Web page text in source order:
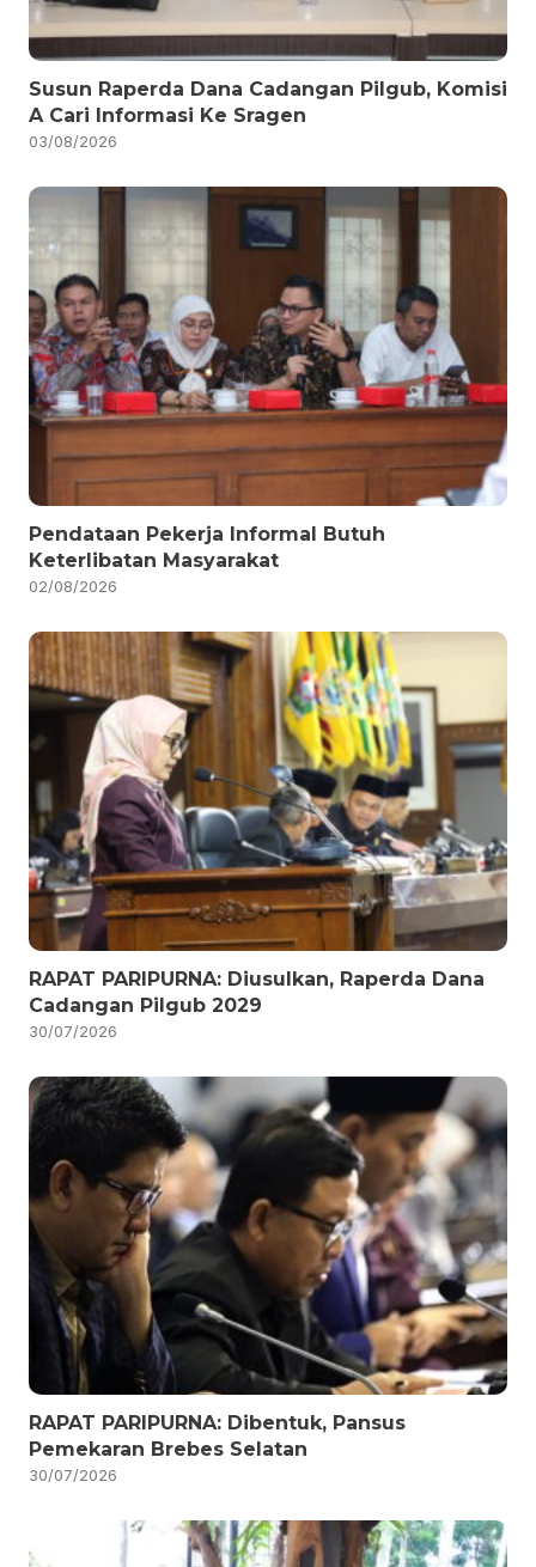
Susun Raperda Dana Cadangan Pilgub, Komisi
A Cari Informasi Ke Sragen
03/08/2026
Pendataan Pekerja Informal Butuh
Keterlibatan Masyarakat
02/08/2026
RAPAT PARIPURNA: Diusulkan, Raperda Dana
Cadangan Pilgub 2029
30/07/2026
RAPAT PARIPURNA: Dibentuk, Pansus
Pemekaran Brebes Selatan
30/07/2026